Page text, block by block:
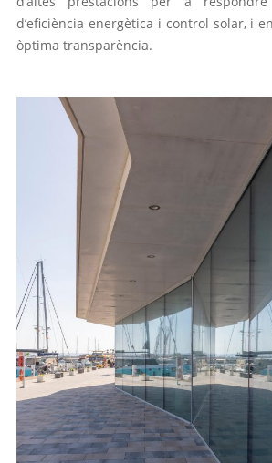
d’eficiència energètica i control solar, i
òptima transparència.